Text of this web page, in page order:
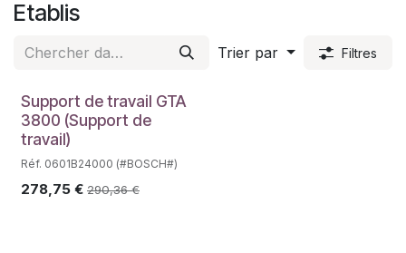
Etablis
Trier par Filtres
Support de travail GTA
3800 (Support de
travail)
Réf. 0601B24000 (#BOSCH#)
278,75 € 290,36€